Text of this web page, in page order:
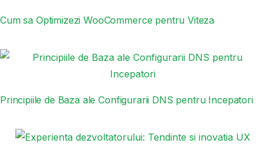
Cum sa Optimizezi WooCommerce pentru Viteza
Principiile de Baza ale Configurarii DNS pentru Incepatori